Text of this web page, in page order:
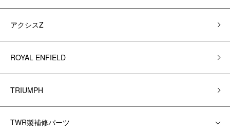
アクシスZ
ROYAL ENFIELD
TRIUMPH
TWR製補修パーツ